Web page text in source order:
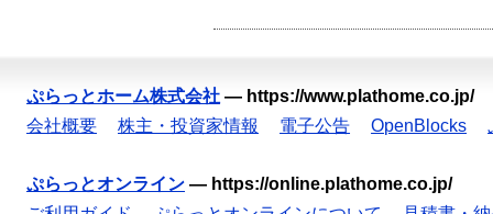
ぷらっとホーム株式会社 — https://www.plathome.co.jp/
会社概要
株主・投資家情報 電子公告 OpenBlocks
ぷらっとオンライン — https://online.plathome.co.jp/